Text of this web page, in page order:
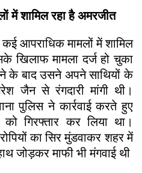
में शामिल रहा है अमरजीत
आपराधिक मामलों में शामिल
खिलाफ मामला दर्ज हो चुका
के बाद उसने अपने साथियों के
जैन से रंगदारी मांगी थी।
पुलिस ने कार्रवाई करते हुए
गिरफ्तार कर लिया था।
का सिर मुंडवाकर शहर में
जोड़कर माफी भी मंगवाई थी